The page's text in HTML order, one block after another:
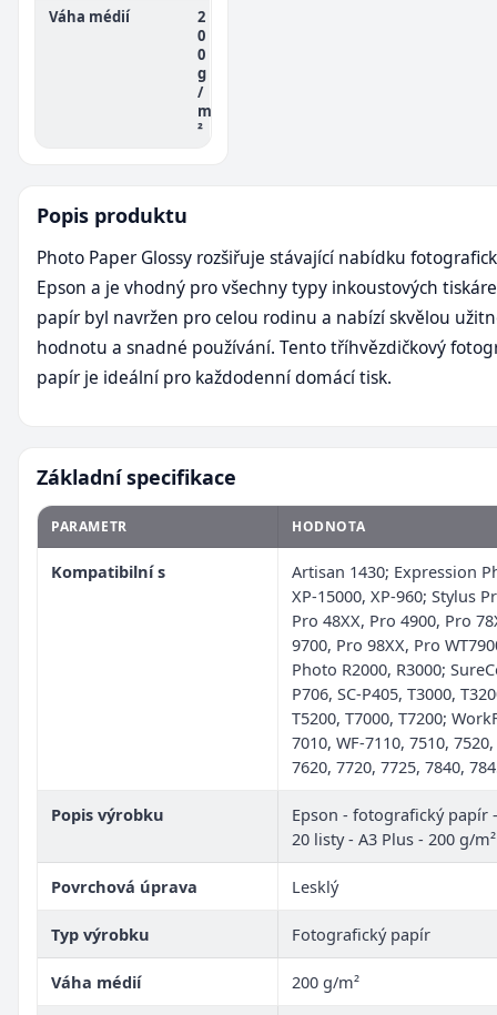
Váha médií
2
0
0
g
/
m
²
Popis produktu
Photo Paper Glossy rozšiřuje stávající nabídku
Epson a je vhodný pro všechny typy inkoustových
papír byl navržen pro celou rodinu a nabízí skvělou
hodnotu a snadné používání. Tento tříhvězdičkový
papír je ideální pro každodenní domácí tisk.
Základní specifikace
PARAMETR HODNOTA
Kompatibilní s
Artisan 1430; Expression
XP-15000, XP-960; Stylus
Pro 48XX, Pro 4900, Pro
9700, Pro 98XX, Pro
Photo R2000, R3000;
P706, SC-P405, T3000,
T5200, T7000, T7200;
7010, WF-7110, 7510,
7620, 7720, 7725, 7840,
Popis výrobku
Epson - fotografický papír
20 listy - A3 Plus - 200 g/m²
Povrchová úprava Lesklý
Typ výrobku Fotografický papír
Váha médií 200 g/m²